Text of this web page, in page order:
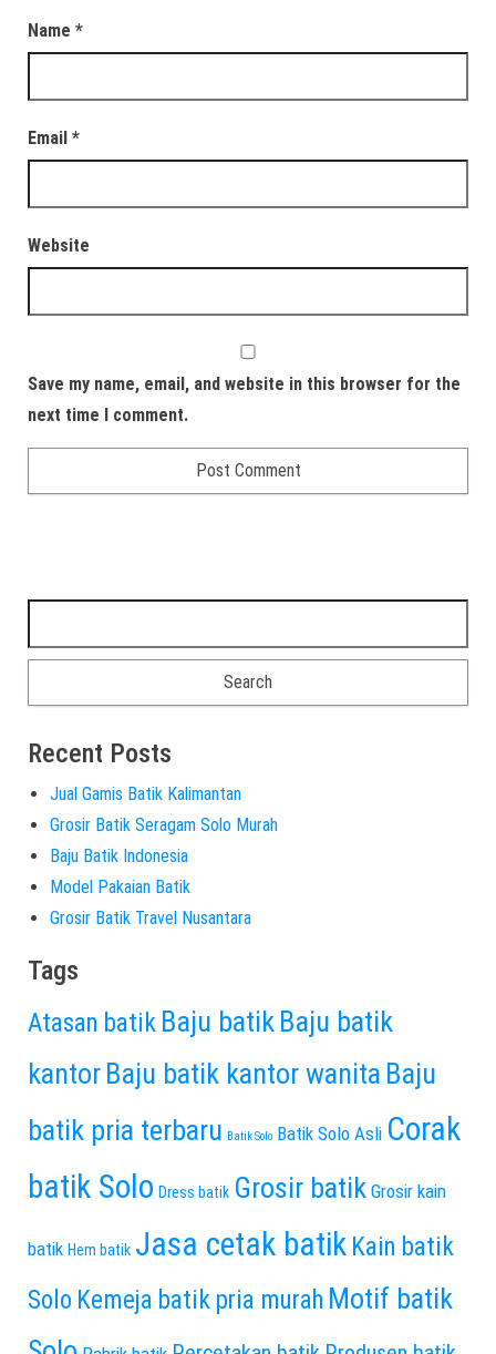
Name *
Email *
Website
Save my name, email, and website in this browser for the
next time I comment.
Recent Posts
Jual Gamis Batik Kalimantan
Grosir Batik Seragam Solo Murah
Baju Batik Indonesia
Model Pakaian Batik
Grosir Batik Travel Nusantara
Tags
Atasan batik Baju batik Baju batik
kantor Baju batik kantor wanita Baju
batik pria terbaru Batik Solo Batik Solo Asli Corak
batik Solo Dress batik Grosir batik Grosir kain
batik Hem batik Jasa cetak batik Kain batik
Solo Kemeja batik pria murah Motif batik